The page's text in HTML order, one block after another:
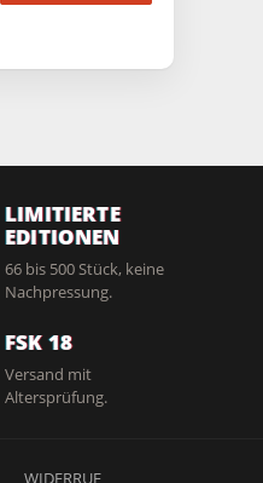
LIMITIERTE
EDITIONEN
66 bis 500 Stück, keine
Nachpressung.
FSK 18
Versand mit
Altersprüfung.
WIDERRUF